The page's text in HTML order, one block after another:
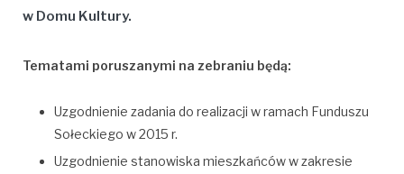
w Domu Kultury.
Tematami poruszanymi na zebraniu będą:
Uzgodnienie zadania do realizacji w ramach Funduszu
Sołeckiego w 2015 r.
Uzgodnienie stanowiska mieszkańców w zakresie